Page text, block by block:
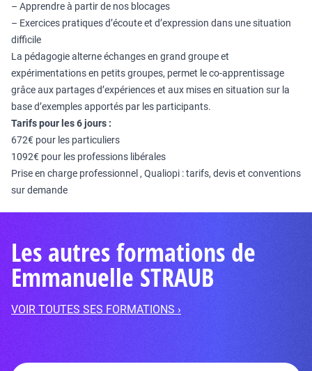
– Apprendre à partir de nos blocages
– Exercices pratiques d’écoute et d’expression dans une situation
difficile
La pédagogie alterne échanges en grand groupe et
expérimentations en petits groupes, permet le co-apprentissage
grâce aux partages d’expériences et aux mises en situation sur la
base d’exemples apportés par les participants.
Tarifs pour les 6 jours :
672€ pour les particuliers
1092€ pour les professions libérales
Prise en charge professionnel , Qualiopi : tarifs, devis et conventions
sur demande
Les autres formations de
Emmanuelle STRAUB
VOIR TOUTES SES FORMATIONS ›